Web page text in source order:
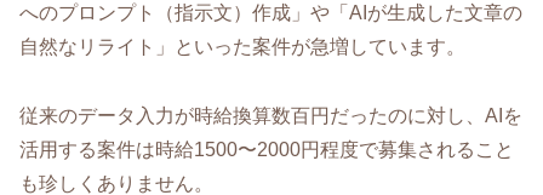
へのプロンプト（指示文）作成」や「AIが生成した文章の
自然なリライト」といった案件が急増しています。
従来のデータ入力が時給換算数百円だったのに対し、AIを
活用する案件は時給1500〜2000円程度で募集されること
も珍しくありません。